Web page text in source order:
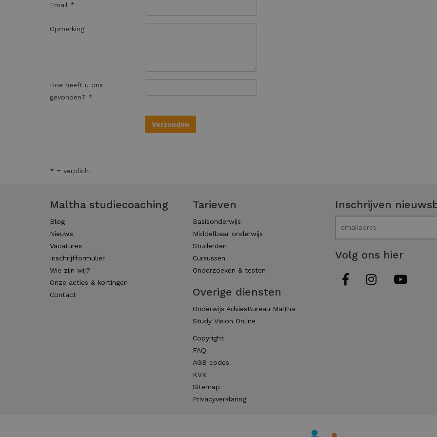
Email *
Opmerking
Hoe heeft u ons
gevonden? *
* = verplicht
Maltha studiecoaching
Blog
Nieuws
Vacatures
Inschrijfformulier
Wie zijn wij?
Onze acties & kortingen
Contact
Tarieven
Basisonderwijs
Middelbaar onderwijs
Studenten
Cursussen
Onderzoeken & testen
Overige diensten
Onderwijs AdviesBureau Maltha
Study Vision Online
Copyright
FAQ
AGB codes
KVK
Sitemap
Privacyverklaring
Inschrijven
Volg ons hier